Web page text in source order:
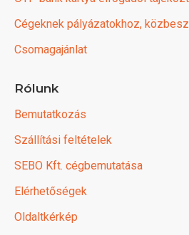
Cégeknek pályázatokhoz,
Csomagajánlat
Rólunk
Bemutatkozás
Szállítási feltételek
SEBO Kft. cégbemutatása
Elérhetőségek
Oldaltkérkép